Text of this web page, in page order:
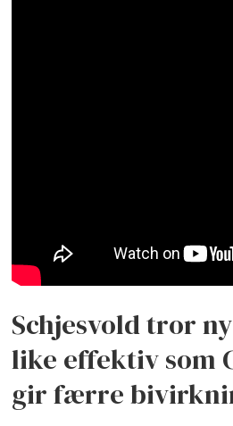
Schjesvold tror
like effektiv som
gir færre